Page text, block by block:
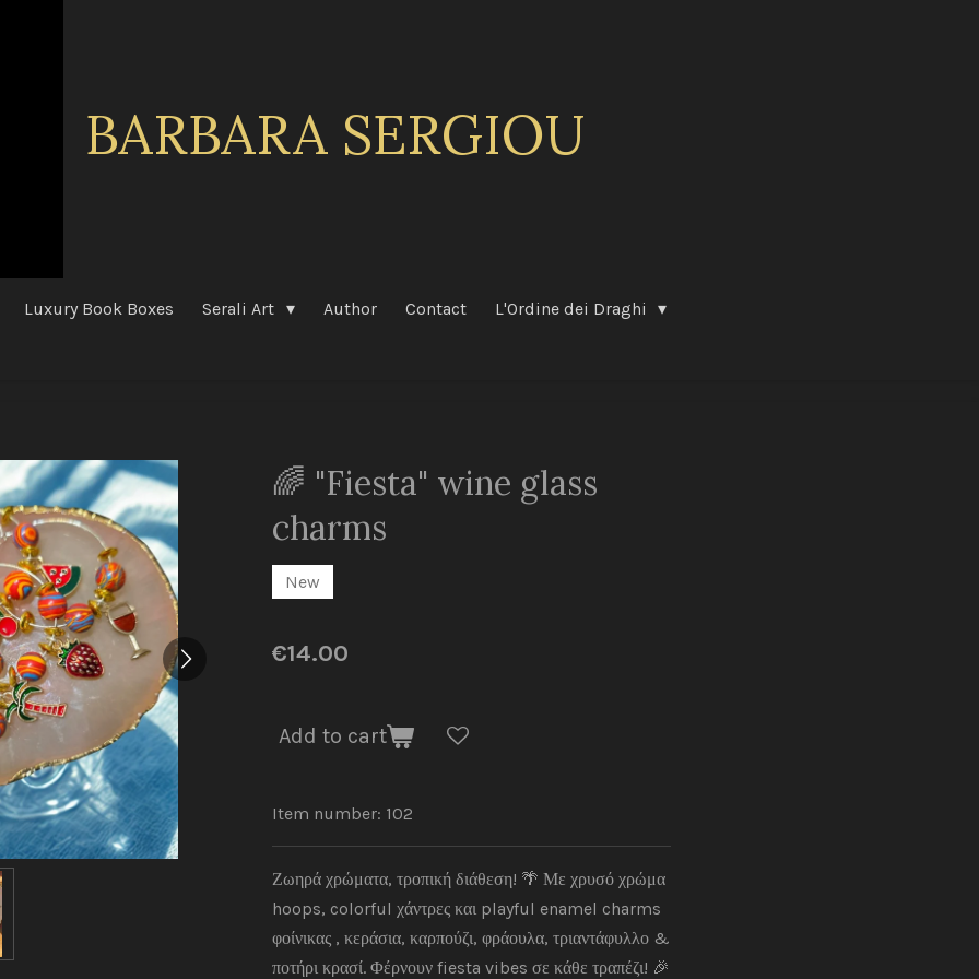
BARBARA SERGIOU
Luxury Book Boxes Serali Art Author Contact L'Ordine dei Draghi
🌈 "Fiesta" wine glass
charms
New
€14.00
Add to cart
Item number: 102
Ζωηρά χρώματα, τροπική διάθεση! 🌴 Με χρυσό χρώμα
hoops, colorful χάντρες και playful enamel charms
φοίνικας , κεράσια, καρπούζι, φράουλα, τριαντάφυλλο &
ποτήρι κρασί. Φέρνουν fiesta vibes σε κάθε τραπέζι! 🎉